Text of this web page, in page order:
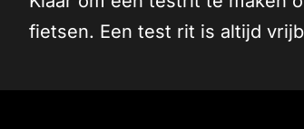
fietsen. Een test rit is altijd